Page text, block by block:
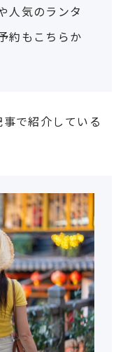
人気のランタ
約もこちらか
で紹介している